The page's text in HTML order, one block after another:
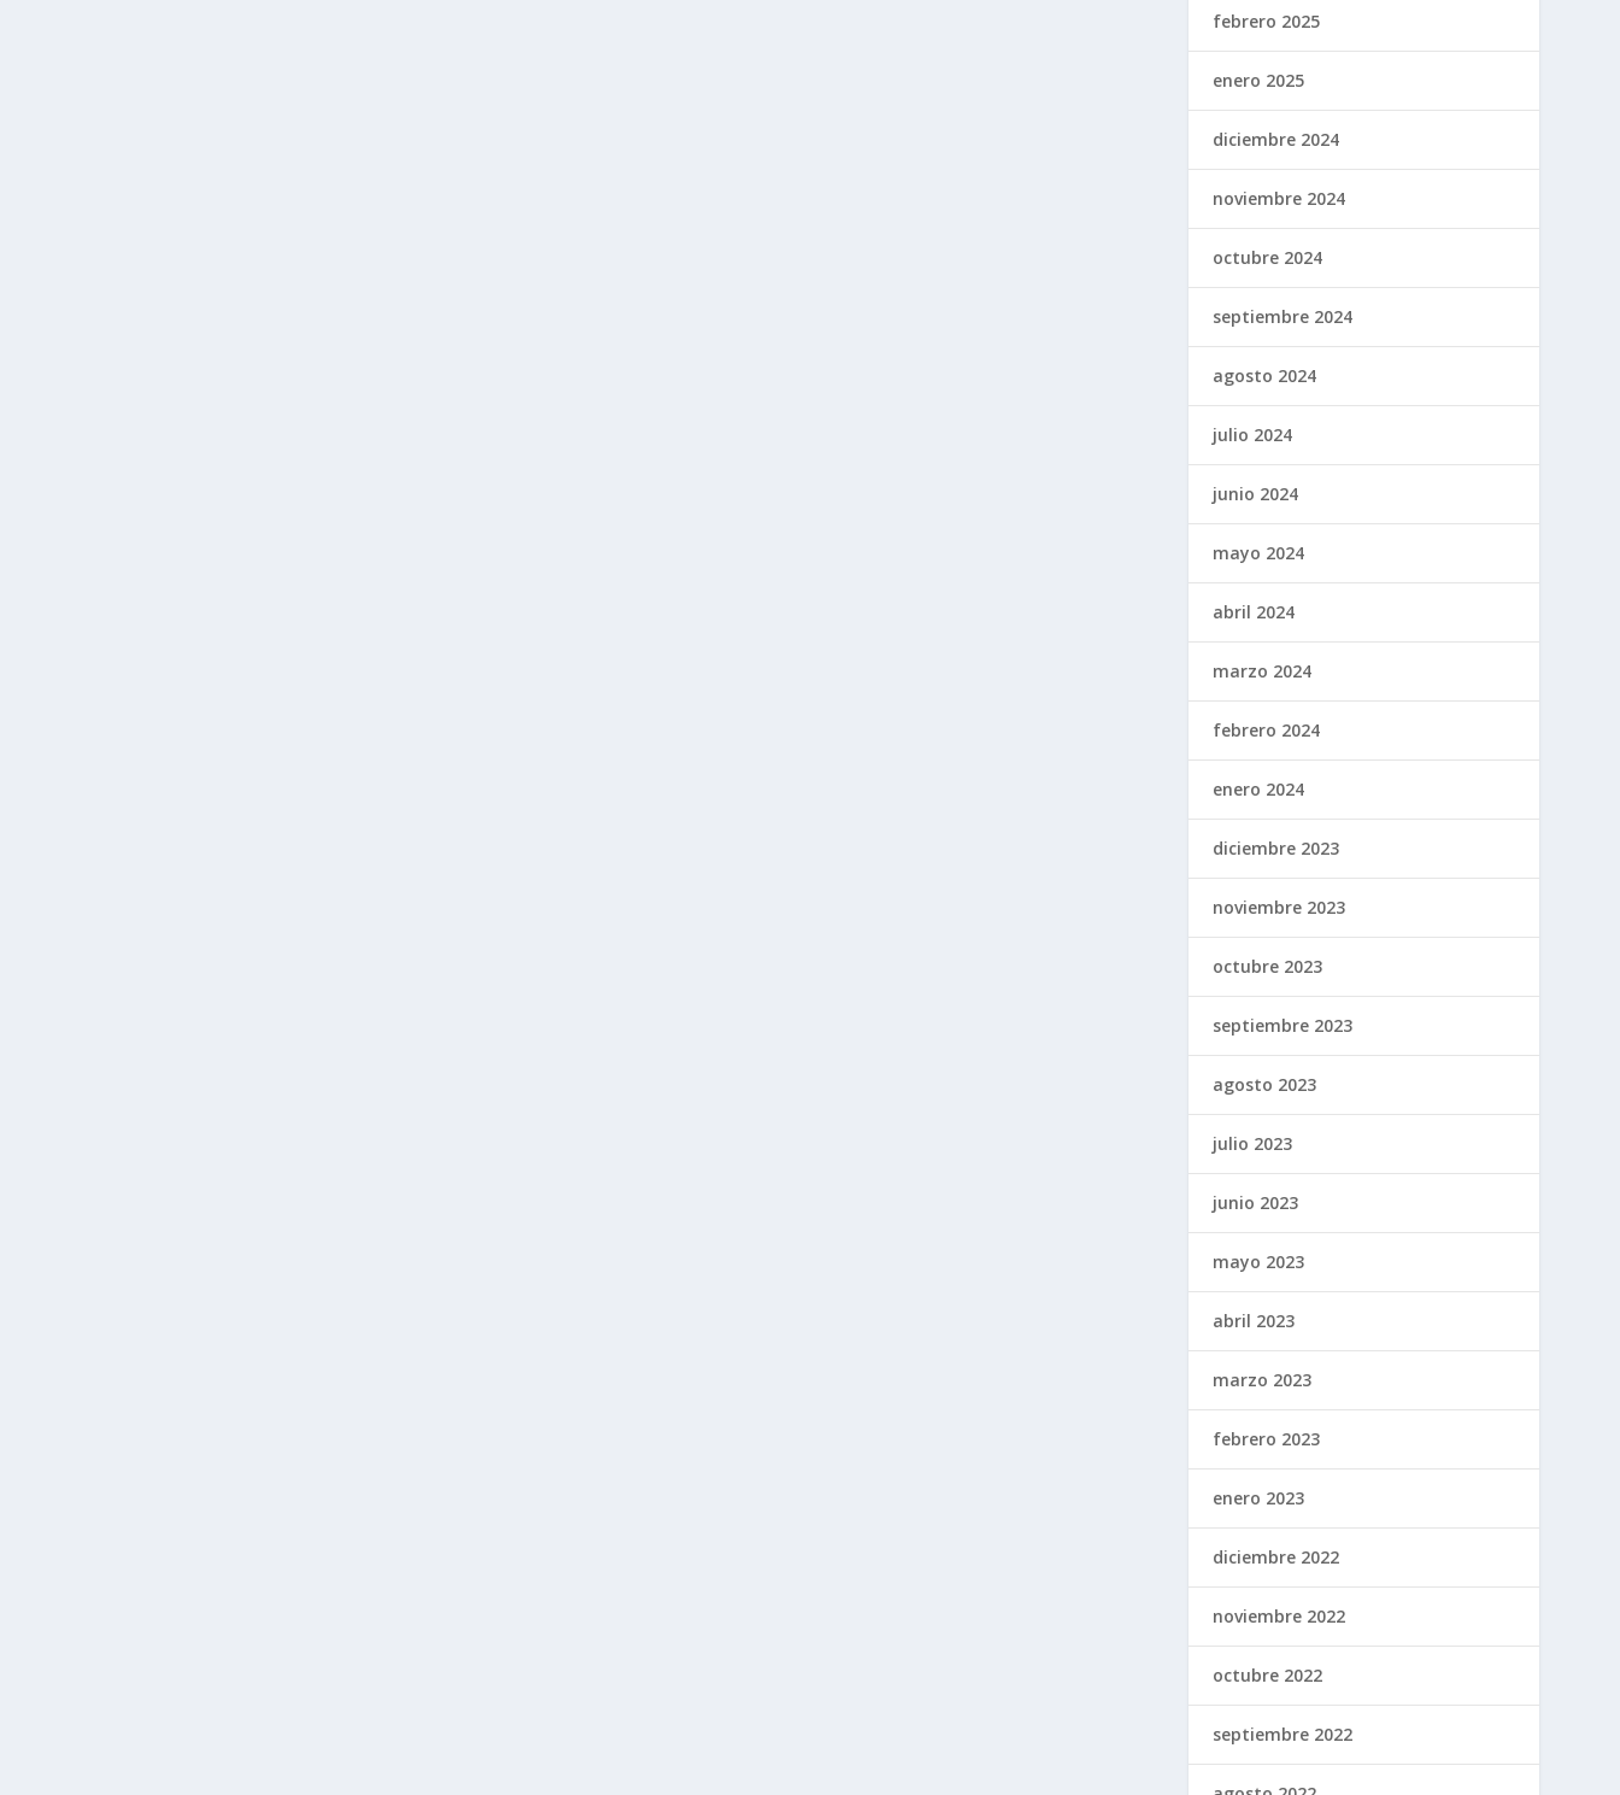
febrero 2025
enero 2025
diciembre 2024
noviembre 2024
octubre 2024
septiembre 2024
agosto 2024
julio 2024
junio 2024
mayo 2024
abril 2024
marzo 2024
febrero 2024
enero 2024
diciembre 2023
noviembre 2023
octubre 2023
septiembre 2023
agosto 2023
julio 2023
junio 2023
mayo 2023
abril 2023
marzo 2023
febrero 2023
enero 2023
diciembre 2022
noviembre 2022
octubre 2022
septiembre 2022